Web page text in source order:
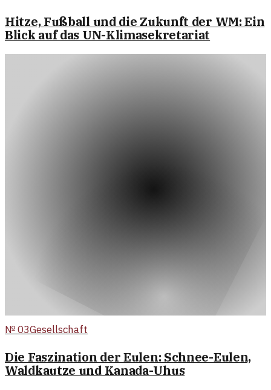
Hitze, Fußball und die Zukunft der WM: Ein
Blick auf das UN-Klimasekretariat
№03Gesellschaft
Die Faszination der Eulen: Schnee-Eulen,
Waldkautze und Kanada-Uhus